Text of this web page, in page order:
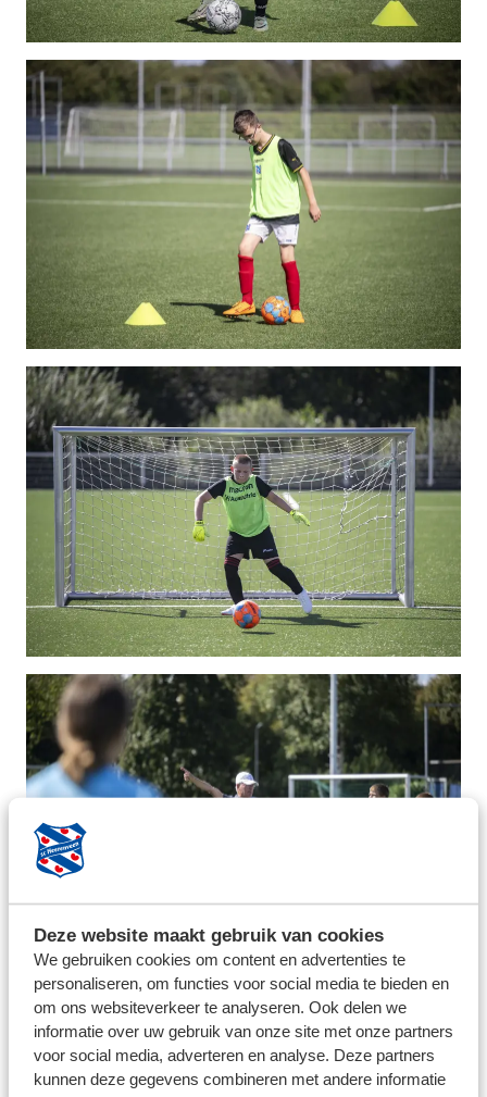
Deze website maakt gebruik van cookies
We gebruiken cookies om content en advertenties te
personaliseren, om functies voor social media te bieden en
om ons websiteverkeer te analyseren. Ook delen we
informatie over uw gebruik van onze site met onze partners
voor social media, adverteren en analyse. Deze partners
kunnen deze gegevens combineren met andere informatie